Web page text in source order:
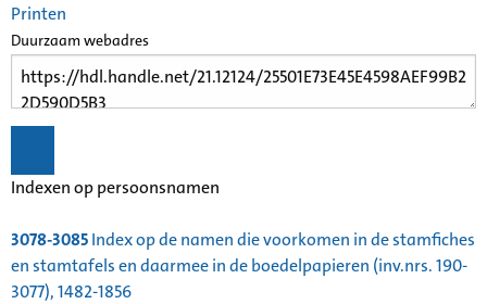
Printen
Duurzaam webadres
Indexen op persoonsnamen
3078-3085Index op de namen die voorkomen in de stamfiches
en stamtafels en daarmee in de boedelpapieren (inv.nrs. 190-
3077), 1482-1856